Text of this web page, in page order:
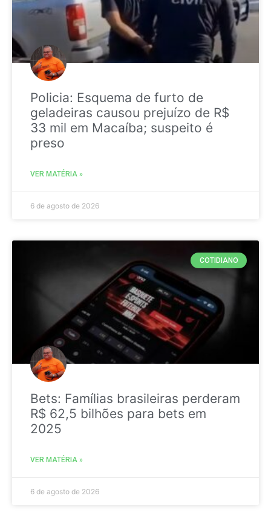
Policia: Esquema de furto de
geladeiras causou prejuízo de R$
33 mil em Macaíba; suspeito é
preso
VER MATÉRIA »
6 de agosto de 2026
COTIDIANO
Bets: Famílias brasileiras perderam
R$ 62,5 bilhões para bets em
2025
VER MATÉRIA »
6 de agosto de 2026